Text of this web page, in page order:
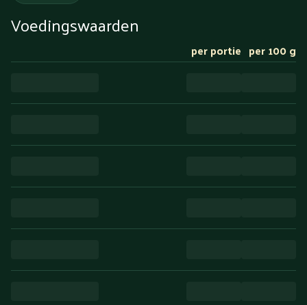
Voedingswaarden
per portie per 100 g